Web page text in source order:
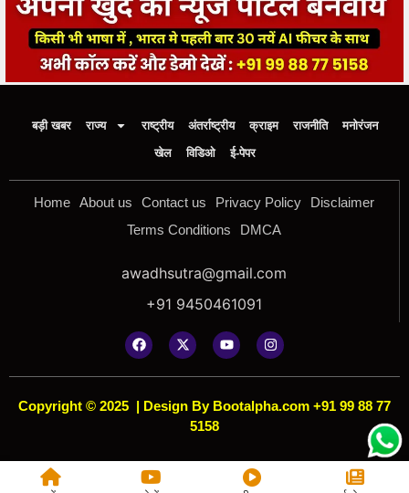
बड़ी खबर राज्य राष्ट्रीय अंतर्राष्ट्रीय क्राइम राजनीति
मनोरंजन
खेल
विडिओ ई-पेपर
Home About us Contact us Privacy Policy
Disclaimer
Terms Conditions
DMCA
awadhsutra@gmail.com
+91 9450461091
Copyright © 2025 | Design By Bootalpha.com +91 99 88 77
5158